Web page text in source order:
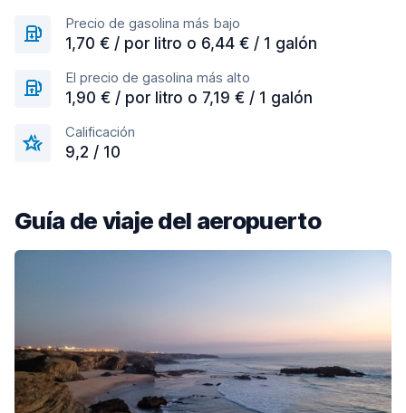
Precio de gasolina más bajo
1,70 € / por litro o 6,44 € / 1 galón
El precio de gasolina más alto
1,90 € / por litro o 7,19 € / 1 galón
Calificación
9,2 / 10
Guía de viaje del aeropuerto